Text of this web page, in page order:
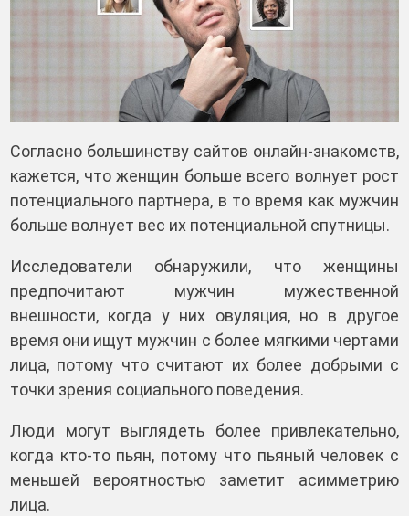
Согласно большинству сайтов онлайн-знакомств,
кажется, что женщин больше всего волнует рост
потенциального партнера, в то время как мужчин
больше волнует вес их потенциальной спутницы.
Исследователи обнаружили, что женщины
предпочитают мужчин мужественной
внешности, когда у них овуляция, но в другое
время они ищут мужчин с более мягкими чертами
лица, потому что считают их более добрыми с
точки зрения социального поведения.
Люди могут выглядеть более привлекательно,
когда кто-то пьян, потому что пьяный человек с
меньшей вероятностью заметит асимметрию
лица.